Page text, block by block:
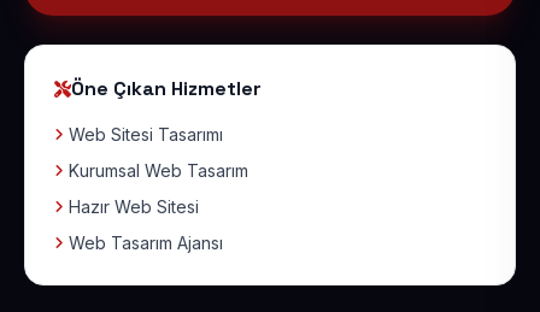
Öne Çıkan Hizmetler
Web Sitesi Tasarımı
Kurumsal Web Tasarım
Hazır Web Sitesi
Web Tasarım Ajansı